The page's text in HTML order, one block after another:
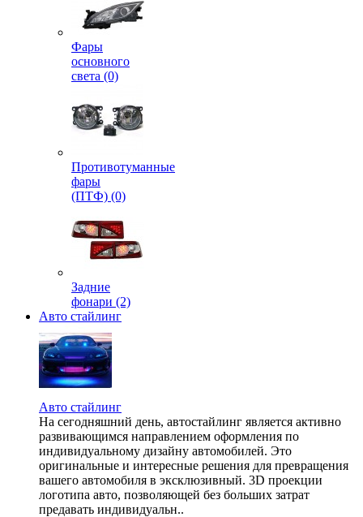
Фары
основного
света (0)
Противотуманные
фары
(ПТФ) (0)
Задние
фонари (2)
Авто стайлинг
Авто стайлинг
На сегодняшний день, автостайлинг является активно
развивающимся направлением оформления по
индивидуальному дизайну автомобилей. Это
оригинальные и интересные решения для превращения
вашего автомобиля в эксклюзивный. 3D проекции
логотипа авто, позволяющей без больших затрат
предавать индивидуальн..